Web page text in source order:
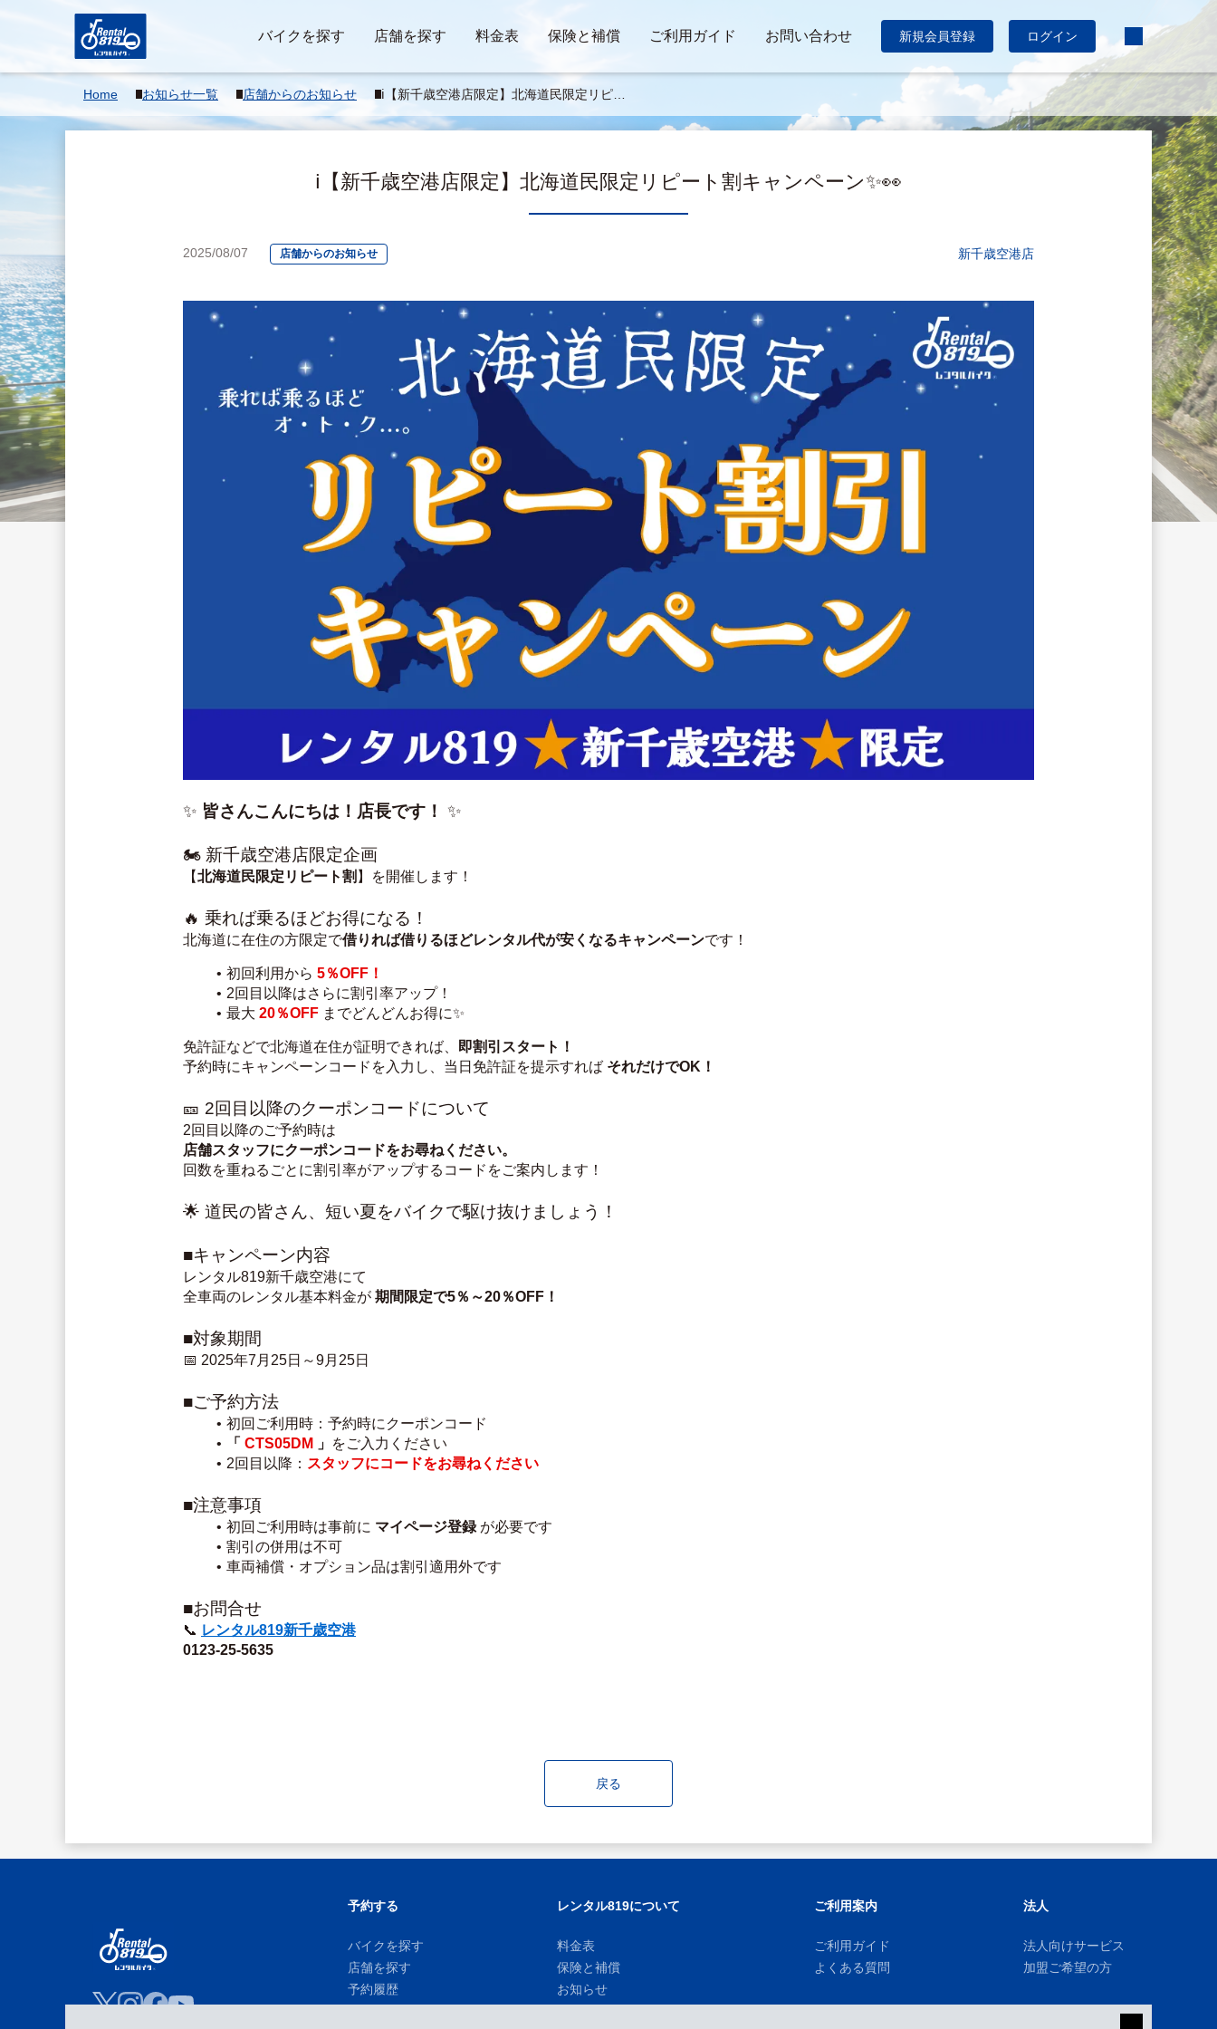
バイクを探す 店舗を探す 料金表 保険と補償 ご利用ガイド お問い合わせ 新規会員登録 ログイン
Home お知らせ一覧 店舗からのお知らせ
ℹ️【新千歳空港店限定】北海道民限定リピー
ト割キャンペーン✨👀
ℹ️【新千歳空港店限定】北海道民限定リピート割キャンペーン✨👀
2025/08/07 店舗からのお知らせ 新千歳空港店
✨ 皆さんこんにちは！店長です！ ✨
🏍️ 新千歳空港店限定企画
【北海道民限定リピート割 】を開催します！
🔥 乗れば乗るほどお得になる！
北海道に在住の方限定で借りれば借りるほどレンタル代が安くなるキャンペーンです！
初回利用から 5％OFF！
2回目以降はさらに割引率アップ！
最大 20％OFF までどんどんお得に✨
免許証などで北海道在住が証明できれば、
即割引スタート！
予約時にキャンペーンコードを入力し、当日免許証を提示すれば それだけでOK！
🎫 2回目以降のクーポンコードについて
2回目以降のご予約時は
店舗スタッフにクーポンコードをお尋ねください。
回数を重ねるごとに割引率がアップするコードをご案内します！
🌟 道民の皆さん、短い夏をバイクで駆け抜けましょう！
■キャンペーン内容
レンタル819新千歳空港にて
全車両のレンタル基本料金が 期間限定で5％～20％OFF！
■対象期間
📅 2025年7月25日～9月25日
■ご予約方法
初回ご利用時：予約時にクーポンコード
「 CTS05DM 」 をご入力ください
2回目以降： スタッフにコードをお尋ねください
■注意事項
初回ご利用時は事前に マイページ登録 が必要です
割引の併用は不可
車両補償・オプション品は割引適用外です
■お問合せ
📞 レンタル819新千歳空港
0123-25-5635
戻る
予約する
バイクを探す
店舗を探す
予約履歴
レンタル819について
料金表
保険と補償
お知らせ
ご利用案内
ご利用ガイド
よくある質問
法人
法人向けサービス
加盟ご希望の方